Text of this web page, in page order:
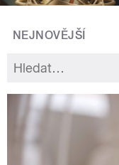
NEJNOVĚJŠÍ